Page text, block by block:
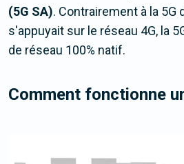
(5G SA). Contrairement à la 5G
s'appuyait sur le réseau 4G, la
de réseau 100% natif.
Comment fonctionne